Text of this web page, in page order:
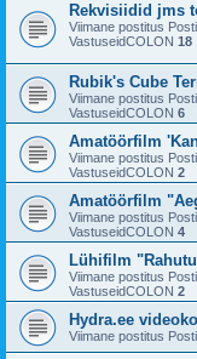
Rekvisiidid jms
Viimane postitus
VastuseidCOLON 18
Rubik's Cube
Viimane postitus
VastuseidCOLON 6
Amatöörfilm
Viimane postitus
VastuseidCOLON 2
Amatöörfilm
Viimane postitus
VastuseidCOLON 4
Lühifilm
Viimane postitus
VastuseidCOLON 2
Hydra.ee
Viimane postitus